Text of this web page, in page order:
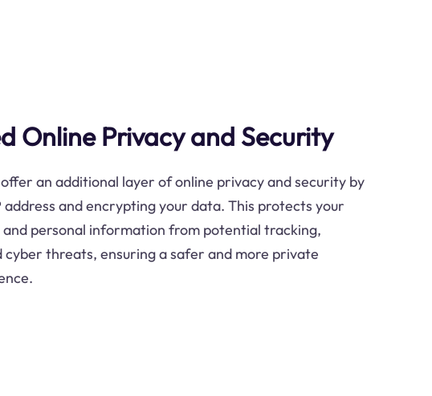
Online Privacy and Security
an additional layer of online privacy and security by
address and encrypting your data. This protects your
personal information from potential tracking,
cyber threats, ensuring a safer and more private